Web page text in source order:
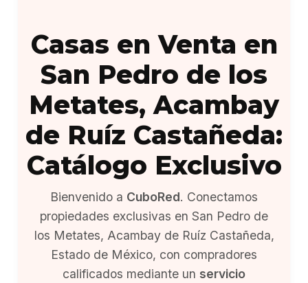
Casas en Venta en
San Pedro de los
Metates, Acambay
de Ruíz Castañeda:
Catálogo Exclusivo
Bienvenido a CuboRed. Conectamos
propiedades exclusivas en San Pedro de
los Metates, Acambay de Ruíz Castañeda,
Estado de México, con compradores
calificados mediante un servicio